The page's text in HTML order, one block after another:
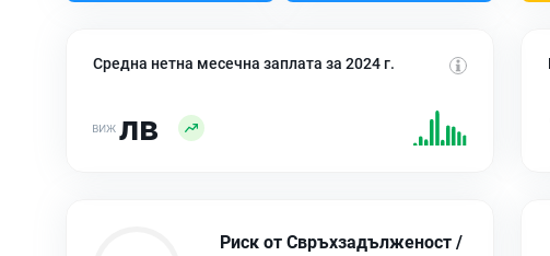
Средна нетна месечна заплата за 2024 г.
лв
Риск от Свръхзадълженост /